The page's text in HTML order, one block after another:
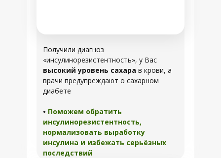
Получили диагноз
«инсулинорезистентность», у Вас
высокий уровень сахара в крови, а
врачи предупреждают о сахарном
диабете
• Поможем обратить
инсулинорезистентность,
нормализовать выработку
инсулина и избежать серьёзных
последствий